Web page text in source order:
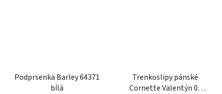
Podprsenka Barley 64371
bílá
Trenkoslipy pánské
Cornette Valentýn 03